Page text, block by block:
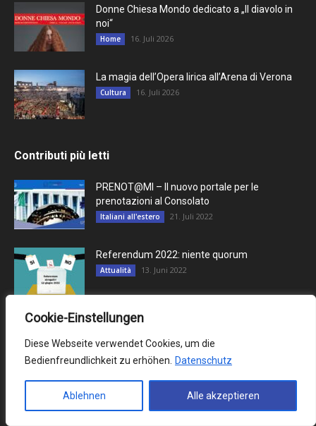
Cookie-Einstellungen
Diese Webseite verwendet Cookies, um die
Bedienfreundlichkeit zu erhöhen.
Datenschutz
Ablehnen Alle akzeptieren
Donne Chiesa Mondo dedicato a „Il diavolo in
noi“
Home 16. Juli 2026
La magia dell’Opera lirica all’Arena di Verona
Cultura 16. Juli 2026
Contributi più letti
PRENOT@MI – Il nuovo portale per le
prenotazioni al Consolato
Italiani all'estero 21. Juli 2022
Referendum 2022: niente quorum
Attualità 13. Juni 2022
Morte di un figlio: come si può affrontare un
8. Dezember 2023
Categoria più vista